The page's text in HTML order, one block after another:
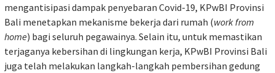
mengantisipasi dampak penyebaran Covid-19, KPwBI Provinsi
Bali menetapkan mekanisme bekerja dari rumah (work from
home) bagi seluruh pegawainya. Selain itu, untuk memastikan
terjaganya kebersihan di lingkungan kerja, KPwBI Provinsi Bali
juga telah melakukan langkah-langkah pembersihan gedung